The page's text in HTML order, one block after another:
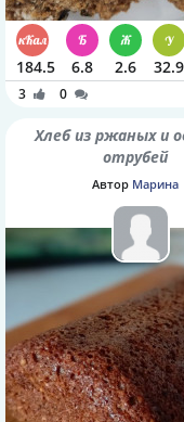
184.5 6.8 2.6 32.9
3 0
Хлеб из ржаных и овсяных
отрубей
Автор Марина